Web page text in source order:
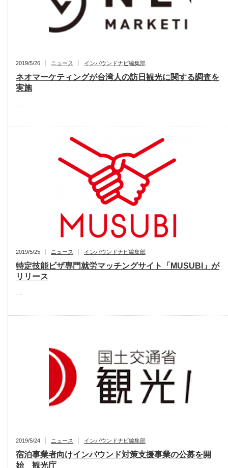
2019/5/26 ニュース インバウンドナビ編集部
ネオマーケティングが台湾人の訪日観光に関する調査を
実施
2019/5/25 ニュース インバウンドナビ編集部
特定技能ビザ専門就労マッチングサイト「MUSUBI」が
リリース
2019/5/24 ニュース インバウンドナビ編集部
宿泊事業者向けインバウンド対策支援事業の公募を開
始 観光庁